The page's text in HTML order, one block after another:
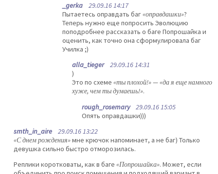
_gerka 29.09.16 14:17
Пытаетесь оправдать баг«оправдашки»?
Теперь нужно еще попросить Эволюцию
поподробнее рассказать о баге Попрошайка и
оценить, как точно она сформулировала баг
Училка ;)
alla_tieger29.09.16 14:31
)
Это по схеме «ты плохой!» — «да я еще намного
хуже, чем ты думаешь!».
rough_rosemary29.09.16 15:05
Опять оправдашки)))
smth_in_aire 29.09.16 13:22
«С днем рождения»мне крючок напоминает, а не баг) Только
девушка сильно быстро отморозилась.
Реплики коротковаты, как в баге «Попрошайка». Может, если